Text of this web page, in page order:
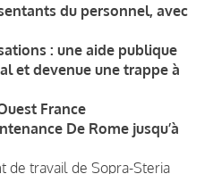
du personnel, avec
: une aide publique
et devenue une trappe à
France
De Rome jusqu’à
de travail de Sopra-Steria